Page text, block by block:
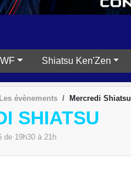
Shiatsu Ken'Zen
Les évènements Mercredi Shiatsu
SHIATSU
de 19h30 à 21h